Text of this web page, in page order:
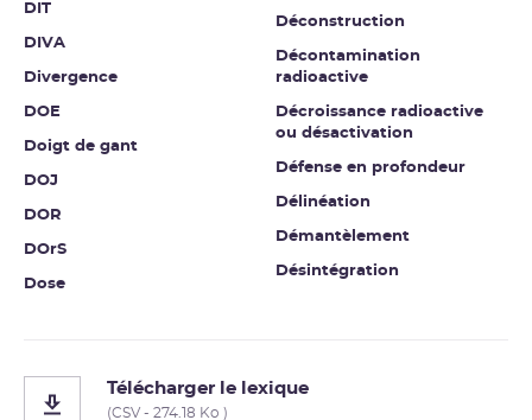
DIT
DIVA
Divergence
DOE
Doigt de gant
DOJ
DOR
DOrS
Dose
Déconstruction
Décontamination
radioactive
Décroissance radioactive
ou désactivation
Défense en profondeur
Délinéation
Démantèlement
Désintégration
Télécharger le lexique
(CSV - 274.18 Ko )